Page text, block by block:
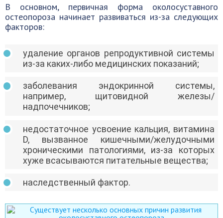
В основном, первичная форма околосуставного
остеопороза начинает развиваться из-за следующих
факторов:
удаление органов репродуктивной системы
из-за каких-либо медицинских показаний;
заболевания эндокринной системы,
например, щитовидной железы/
надпочечников;
недостаточное усвоение кальция, витамина
D, вызванное кишечными/желудочными
хроническими патологиями, из-за которых
хуже всасываются питательные вещества;
наследственный фактор.